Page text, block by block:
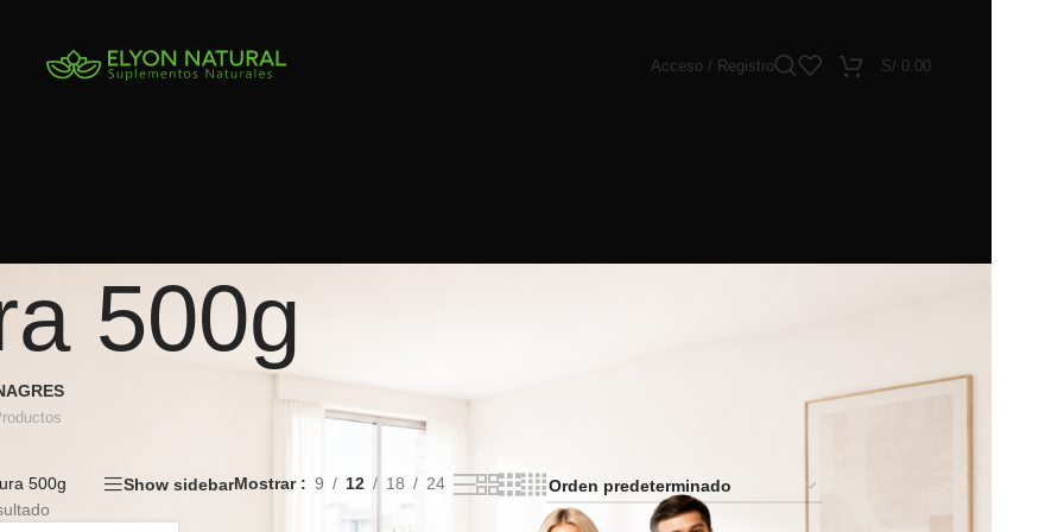
Acceso / Registro S/ 0.00
500g
500g
Show sidebarMostrar 9 12 18 24